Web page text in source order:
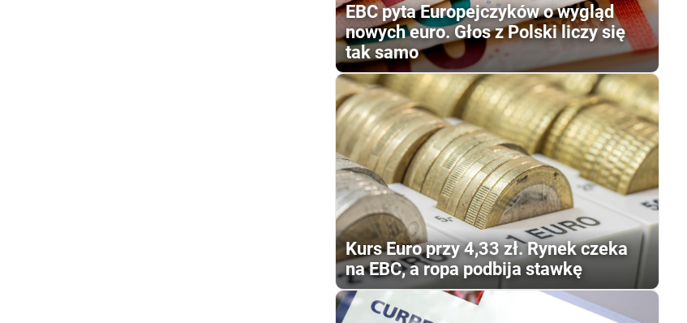
EBC pyta Europejczyków o wygląd
nowych euro. Głos z Polski liczy się
tak samo
Kurs Euro przy 4,33 zł. Rynek czeka
na EBC, a ropa podbija stawkę